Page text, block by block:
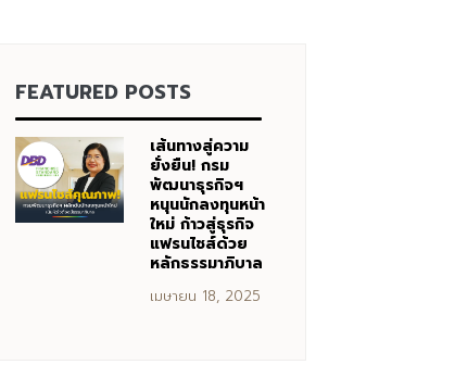
FEATURED POSTS
เส้นทางสู่ความ
ยั่งยืน! กรม
พัฒนาธุรกิจฯ
หนุนนักลงทุนหน้า
ใหม่ ก้าวสู่ธุรกิจ
แฟรนไชส์ด้วย
หลักธรรมาภิบาล
เมษายน 18, 2025